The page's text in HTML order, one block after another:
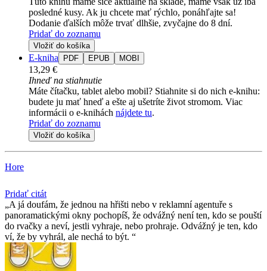
posledné kusy. Ak ju chcete mať rýchlo, ponáhľajte sa!
Dodanie ďalších môže trvať dlhšie, zvyčajne do 8 dní.
Pridať do zoznamu
Vložiť do košíka
E-kniha PDF EPUB MOBI
13,29 €
Ihneď na stiahnutie
Máte čítačku, tablet alebo mobil? Stiahnite si do nich e-knihu:
budete ju mať hneď a ešte aj ušetríte život stromom. Viac
informácii o e-knihách nájdete tu.
Pridať do zoznamu
Vložiť do košíka
Hore
Pridať citát
A já doufám, že jednou na hřišti nebo v reklamní agentuře s
panoramatickými okny pochopíš, že odvážný není ten, kdo se pouští
do rvačky a neví, jestli vyhraje, nebo prohraje. Odvážný je ten, kdo
ví, že by vyhrál, ale nechá to být.